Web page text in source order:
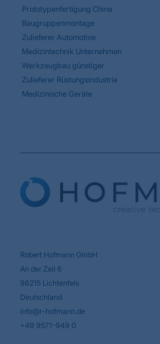
Prototypenfertigung China
Baugruppenmontage
Zulieferer Automotive
Medizintechnik Unternehmen
Werkzeugbau günstiger
Zulieferer Rüstungsindustrie
Medizinische Geräte
Robert Hofmann GmbH
An der Zeil 6
96215 Lichtenfels
Deutschland
info@r-hofmann.de
+49 9571-949 0